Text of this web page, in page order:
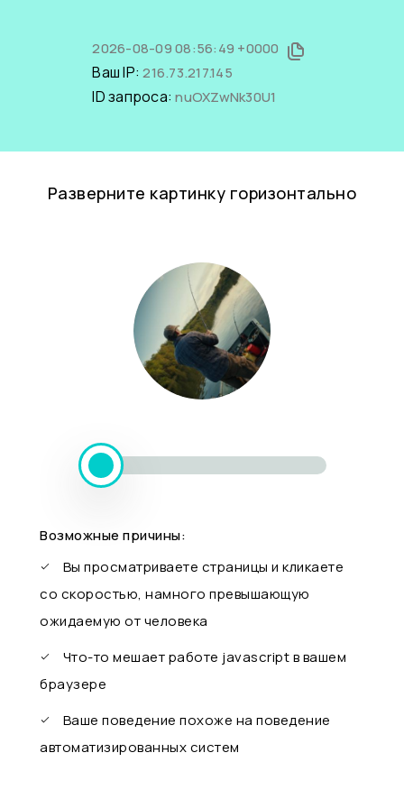
2026-08-09 08:56:49 +0000
Ваш IP:216.73.217.145
ID запроса:nuOXZwNk30U1
Разверните картинку горизонтально
Возможные причины:
Вы просматриваете страницы и кликаете
со скоростью, намного превышающую
ожидаемую от человека
Что-то мешает работе javascript в вашем
браузере
Ваше поведение похоже на поведение
автоматизированных систем